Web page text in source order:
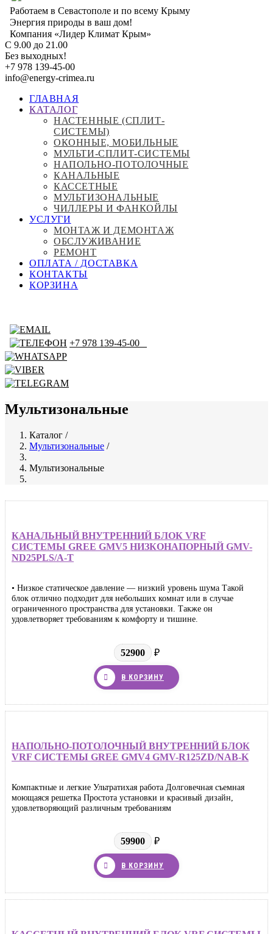
Перейти
основному
содержанию
Работаем в Севастополе и по всему Крыму
Энергия природы в ваш дом!
Компания «Лидер Климат Крым»
С 9.00 до 21.00
Без выходных!
+7 978 139-45-00
info@energy-crimea.ru
Main
navigation
ГЛАВНАЯ
КАТАЛОГ
НАСТЕННЫЕ (СПЛИТ-
СИСТЕМЫ)
ОКОННЫЕ, МОБИЛЬНЫЕ
МУЛЬТИ-СПЛИТ-СИСТЕМЫ
НАПОЛЬНО-ПОТОЛОЧНЫЕ
КАНАЛЬНЫЕ
КАССЕТНЫЕ
МУЛЬТИЗОНАЛЬНЫЕ
ЧИЛЛЕРЫ И ФАНКОЙЛЫ
УСЛУГИ
МОНТАЖ И ДЕМОНТАЖ
ОБСЛУЖИВАНИЕ
РЕМОНТ
ОПЛАТА / ДОСТАВКА
КОНТАКТЫ
КОРЗИНА
+7 978 139-45-00
Мультизональные
Строка
навигации
Каталог /
Мультизональные /
Мультизональные
КАНАЛЬНЫЙ ВНУТРЕННИЙ БЛОК VRF
СИСТЕМЫ GREE GMV5 НИЗКОНАПОРНЫЙ GMV-
ND25PLS/A-T
• Низкое статическое давление — низкий уровень шума Такой
блок отлично подходит для небольших комнат или в случае
ограниченного пространства для установки. Также он
удовлетворяет требованиям к комфорту и тишине.
52900 ₽
В КОРЗИНУ
НАПОЛЬНО-ПОТОЛОЧНЫЙ ВНУТРЕННИЙ БЛОК
VRF СИСТЕМЫ GREE GMV4 GMV-R125ZD/NAB-K
Компактные и легкие Ультратихая работа Долговечная съемная
моющаяся решетка Простота установки и красивый дизайн,
удовлетворяющий различным требованиям
59900 ₽
В КОРЗИНУ